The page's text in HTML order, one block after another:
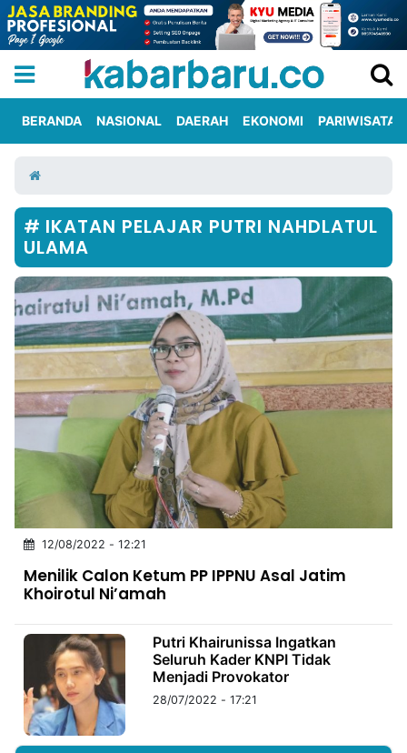
Iklan
Berita
Kami
Berita
Nasional
International
Olahraga
Entertainment
Daerah
Pariwisata
Kuliner
Kolom
Network
TREETAN
MULTIMEDIA
INDONESIA
Partner
Insight
NTB
Suara
Time
Lens
IDN
Daily
Jogja
Jalan
Rakyat
Idealita
News
Kita
Notice
Dinamikapost.com
Radar
Baru
Seedbacklink
Follow
BERANDA NASIONAL DAERAH EKONOMI PARIWISATA
IKATAN PELAJAR PUTRI NAHDLATUL
ULAMA
12/08/2022 - 12:21
Menilik Calon Ketum PP IPPNU Asal Jatim
Khoirotul Ni’amah
Putri Khairunissa Ingatkan
Seluruh Kader KNPI Tidak
Menjadi Provokator
28/07/2022 - 17:21